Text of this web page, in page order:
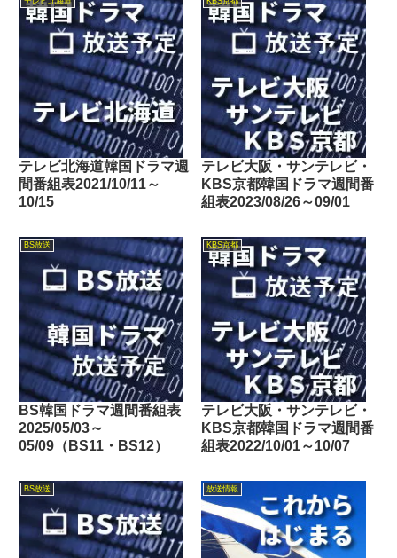
テレビ北海道韓国ドラマ週
間番組表2021/10/11～
10/15
テレビ大阪・サンテレビ・
KBS京都韓国ドラマ週間番
組表2023/08/26～09/01
BS放送
BS韓国ドラマ週間番組表
2025/05/03～
05/09（BS11・BS12）
KBS京都
テレビ大阪・サンテレビ・
KBS京都韓国ドラマ週間番
組表2022/10/01～10/07
BS放送 放送情報